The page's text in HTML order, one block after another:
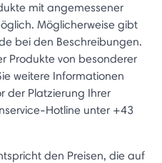
mit angemessener
Möglicherweise gibt
bei den Beschreibungen.
Produkte von besonderer
weitere Informationen
der Platzierung Ihrer
Hotline unter +43
den Preisen, die auf